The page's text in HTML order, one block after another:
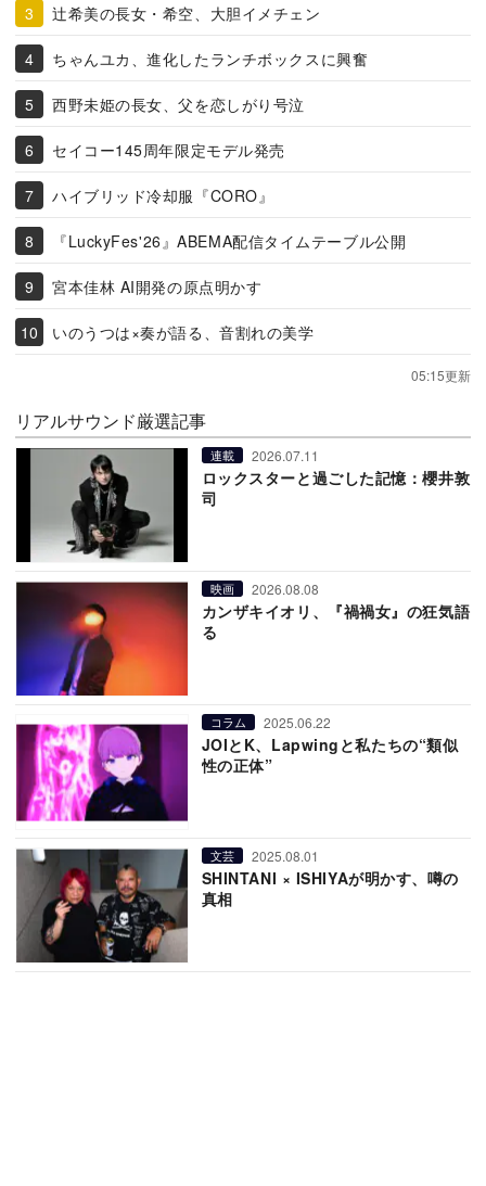
辻希美の長女・希空、大胆イメチェン
ちゃんユカ、進化したランチボックスに興奮
西野未姫の長女、父を恋しがり号泣
セイコー145周年限定モデル発売
ハイブリッド冷却服『CORO』
『LuckyFes'26』ABEMA配信タイムテーブル公開
宮本佳林 AI開発の原点明かす
いのうつは×奏が語る、音割れの美学
05:15更新
リアルサウンド厳選記事
連載 2026.07.11
ロックスターと過ごした記憶：櫻井敦
司
映画 2026.08.08
カンザキイオリ、『禍禍女』の狂気語
る
コラム 2025.06.22
JOIとK、Lapwingと私たちの“類似
性の正体”
文芸 2025.08.01
SHINTANI × ISHIYAが明かす、噂の
真相